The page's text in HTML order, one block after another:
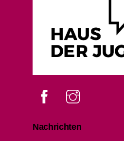
Facebook
Nachrichten